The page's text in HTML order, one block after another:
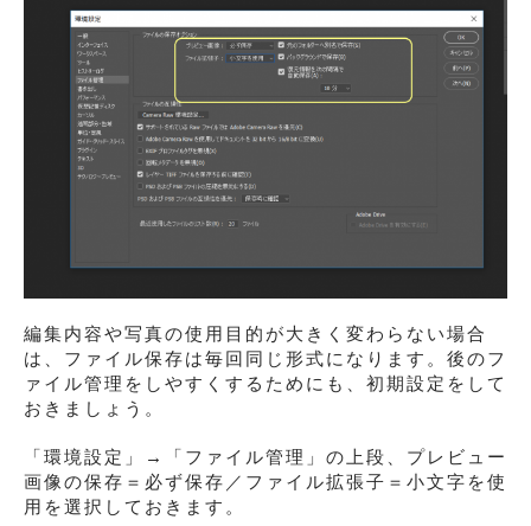
編集内容や写真の使用目的が大きく変わらない場合
は、ファイル保存は毎回同じ形式になります。後のフ
ァイル管理をしやすくするためにも、初期設定をして
おきましょう。
「環境設定」→「ファイル管理」の上段、プレビュー
画像の保存＝必ず保存／ファイル拡張子＝小文字を使
用を選択しておきます。